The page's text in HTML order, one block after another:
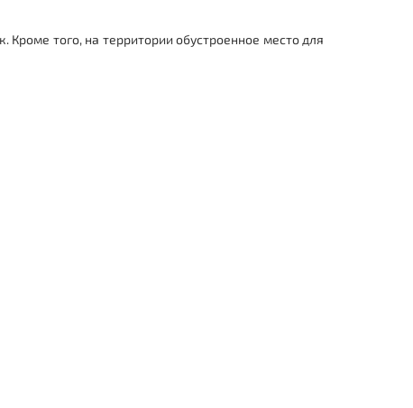
Кроме того, на территории обустроенное место для